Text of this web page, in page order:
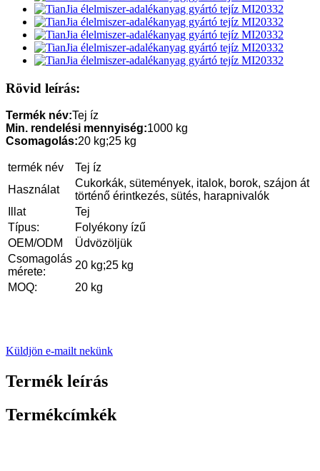
Rövid leírás:
Termék név:Tej íz
Min. rendelési mennyiség:1000 kg
Csomagolás:20 kg;25 kg
termék név
Tej íz
Használat
Cukorkák, sütemények, italok, borok, szájon át
történő érintkezés, sütés, harapnivalók
Illat
Tej
Típus:
Folyékony ízű
OEM/ODM
Üdvözöljük
Csomagolás
mérete:
20 kg;25 kg
MOQ:
20 kg
Küldjön e-mailt nekünk
Termék leírás
Termékcímkék